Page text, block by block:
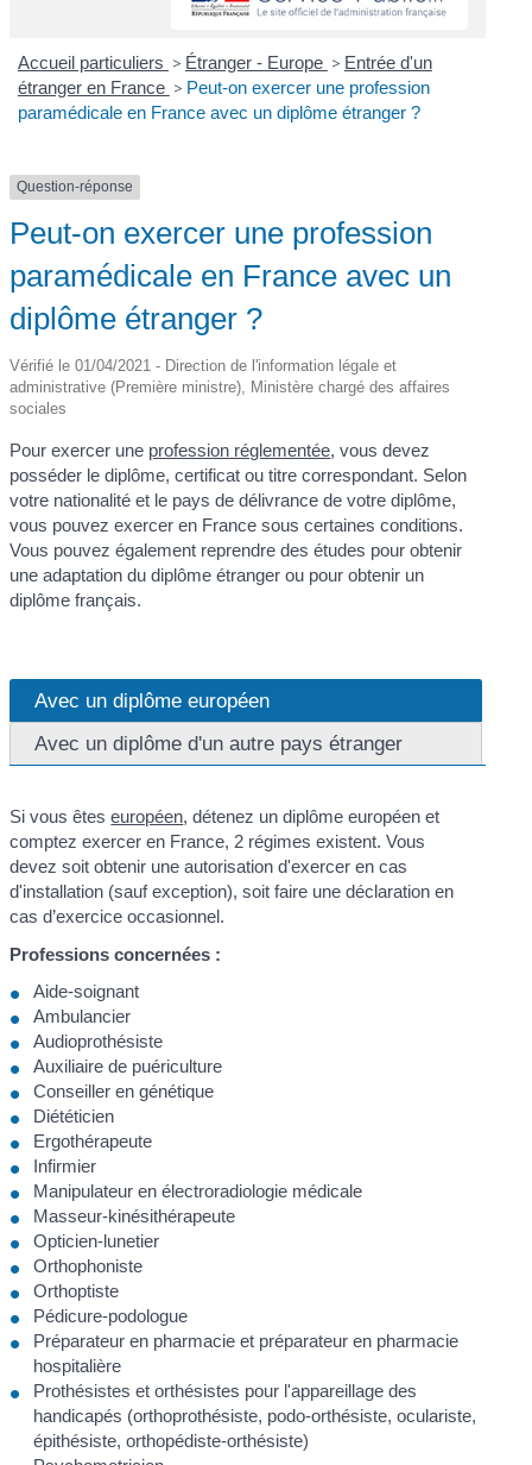
Accueil particuliers > Étranger - Europe > Entrée d'un
étranger en France > Peut-on exercer une profession
paramédicale en France avec un diplôme étranger ?
Question-réponse
Peut-on exercer une profession
paramédicale en France avec un
diplôme étranger ?
Vérifié le 01/04/2021 - Direction de l'information légale et
administrative (Première ministre), Ministère chargé des affaires
sociales
Pour exercer une profession réglementée, vous devez
posséder le diplôme, certificat ou titre correspondant. Selon
votre nationalité et le pays de délivrance de votre diplôme,
vous pouvez exercer en France sous certaines conditions.
Vous pouvez également reprendre des études pour obtenir
une adaptation du diplôme étranger ou pour obtenir un
diplôme français.
Avec un diplôme européen
Avec un diplôme d'un autre pays étranger
Si vous êteseuropéen, détenez un diplôme européen et
comptez exercer en France, 2 régimes existent. Vous
devez soit obtenir une autorisation d'exercer en cas
d'installation (sauf exception), soit faire une déclaration en
cas d’exercice occasionnel.
Professions concernées :
Aide-soignant
Ambulancier
Audioprothésiste
Auxiliaire de puériculture
Conseiller en génétique
Diététicien
Ergothérapeute
Infirmier
Manipulateur en électroradiologie médicale
Masseur-kinésithérapeute
Opticien-lunetier
Orthophoniste
Orthoptiste
Pédicure-podologue
Préparateur en pharmacie et préparateur en pharmacie
hospitalière
Prothésistes et orthésistes pour l'appareillage des
handicapés (orthoprothésiste, podo-orthésiste, oculariste,
épithésiste, orthopédiste-orthésiste)